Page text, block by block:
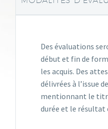
Des évaluations
début et fin de
les acquis. Des
délivrées à l’issue
mentionnant le
durée et le résultat